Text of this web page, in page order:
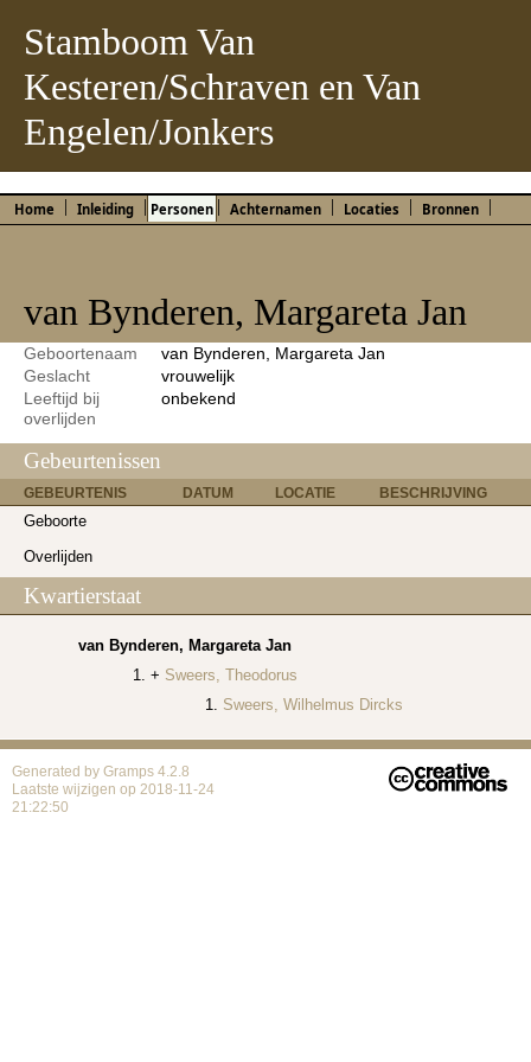
Stamboom Van
Kesteren/Schraven en Van
Engelen/Jonkers
Home Inleiding Personen Achternamen Locaties Bronnen
van Bynderen, Margareta Jan
Geboortenaam
van Bynderen, Margareta Jan
Geslacht
vrouwelijk
Leeftijd bij
overlijden
onbekend
Gebeurtenissen
GEBEURTENIS DATUM LOCATIE BESCHRIJVING
Geboorte
Overlijden
Kwartierstaat
van Bynderen, Margareta Jan
Sweers, Theodorus
Sweers, Wilhelmus Dircks
Generated by Gramps 4.2.8
Laatste wijzigen op 2018-11-24
21:22:50